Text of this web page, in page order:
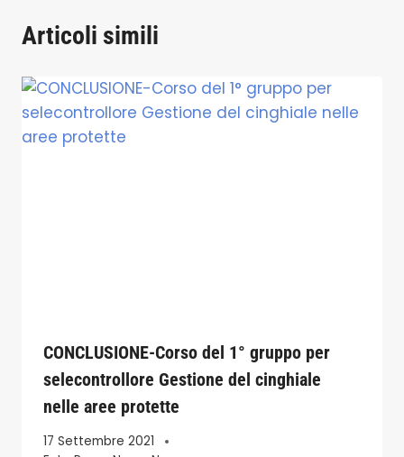
Articoli simili
CONCLUSIONE-Corso del 1° gruppo per
selecontrollore Gestione del cinghiale
nelle aree protette
17 Settembre 2021